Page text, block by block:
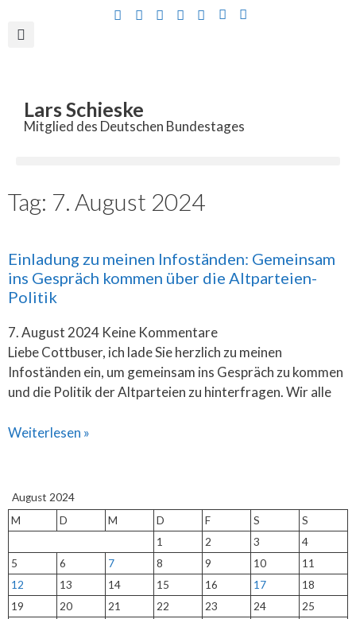
Lars Schieske
Mitglied des Deutschen Bundestages
Tag: 7. August 2024
Einladung zu meinen Infoständen: Gemeinsam
ins Gespräch kommen über die Altparteien-
Politik
7. August 2024 Keine Kommentare
Liebe Cottbuser, ich lade Sie herzlich zu meinen
Infoständen ein, um gemeinsam ins Gespräch zu kommen
und die Politik der Altparteien zu hinterfragen. Wir alle
Weiterlesen »
August 2024
M
D M D F S
S
1
2 3
4
5
6 7 8 9 10
11
12
13 14 15 16 17
18
19
20 21 22 23 24
25